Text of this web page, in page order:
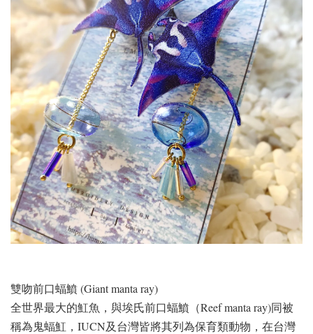
雙吻前口蝠鱝 (Giant manta ray)
全世界最大的魟魚，與埃氏前口蝠鱝（Reef manta ray)同被
稱為鬼蝠魟，IUCN及台灣皆將其列為保育類動物，在台灣